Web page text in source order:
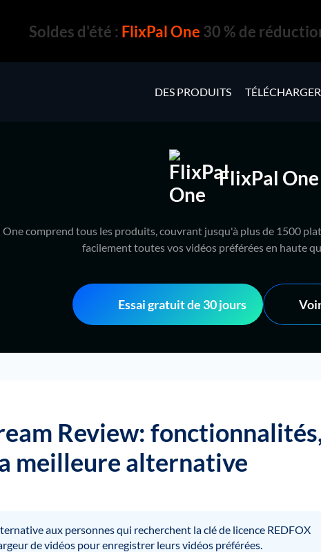
DES PRODUITS TÉLÉCHARGER
Soldes d'été : FlixPal One 30 % de
FlixPal One
One comprend tous les produits, couvrant jusqu'à plus de 1500
facilement toutes vos vidéos préférées en haute
Essai gratuit de 30 jours
Review:
meilleure alternative
aux personnes qui recherchent la clé de licence REDFOX
de vidéos pour enregistrer leurs vidéos préférées.